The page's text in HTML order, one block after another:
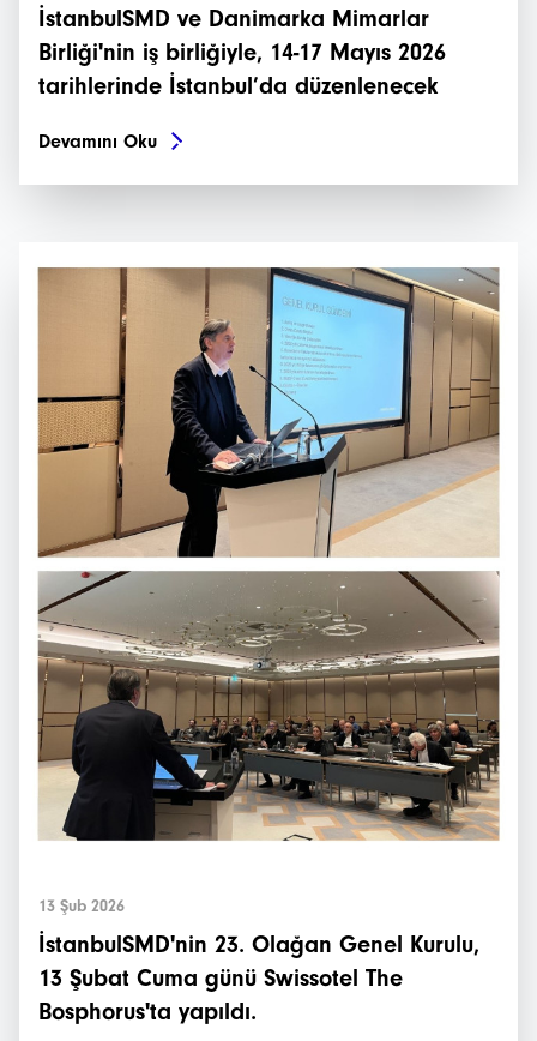
İstanbulSMD ve Danimarka Mimarlar
Birliği'nin iş birliğiyle, 14-17 Mayıs 2026
tarihlerinde İstanbul’da düzenlenecek
Devamını Oku
13 Şub 2026
İstanbulSMD'nin 23. Olağan Genel Kurulu,
13 Şubat Cuma günü Swissotel The
Bosphorus'ta yapıldı.